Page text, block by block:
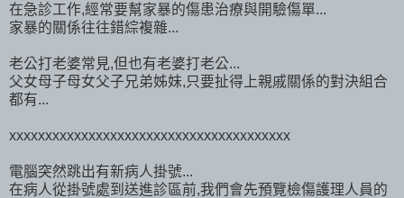
在急診工作,經常要幫家暴的傷患治療與開驗傷單...
家暴的關係往往錯綜複雜...
老公打老婆常見,但也有老婆打老公...
父女母子母女父子兄弟姊妹,只要扯得上親戚關係的對決組合
都有...
xxxxxxxxxxxxxxxxxxxxxxxxxxxxxxxxxxxxxxx
電腦突然跳出有新病人掛號...
在病人從掛號處到送進診區前,我們會先預覽檢傷護理人員的